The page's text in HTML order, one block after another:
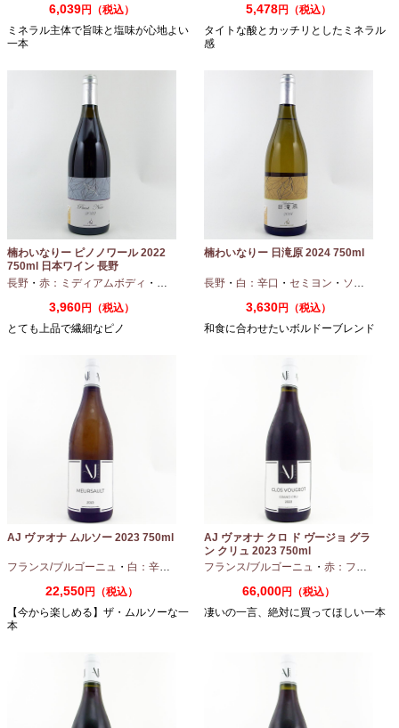
6,039円（税込）
ミネラル主体で旨味と塩味が心地よい
一本
5,478円（税込）
タイトな酸とカッチリとしたミネラル
感
楠わいなりー ピノノワール 2022
750ml 日本ワイン 長野
長野 ・ 赤：ミディアムボディ ・ ピノノワール
3,960円（税込）
とても上品で繊細なピノ
楠わいなりー 日滝原 2024 750ml
長野 ・ 白：辛口 ・ セミヨン ・ ソーヴィニオンブラン
3,630円（税込）
和食に合わせたいボルドーブレンド
AJ ヴァオナ ムルソー 2023 750ml
フランス/ブルゴーニュ ・ 白：辛口 シャルドネ
22,550円（税込）
【今から楽しめる】ザ・ムルソーな一
本
AJ ヴァオナ クロ ド ヴージョ グラ
ン クリュ 2023 750ml
フランス/ブルゴーニュ ・ 赤：フルボディ
66,000円（税込）
凄いの一言、絶対に買ってほしい一本